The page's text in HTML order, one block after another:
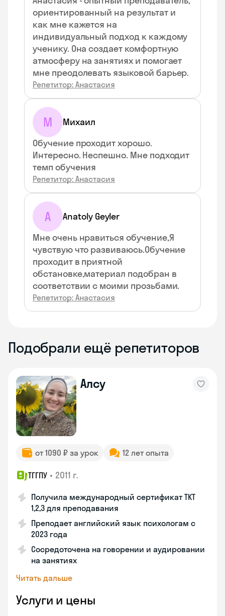
ориентированный на результат и
как мне кажется на
индивидуальный подход к каждому
ученику. Она создает комфортную
атмосферу на занятиях и помогает
мне преодолевать языковой барьер.
Репетитор: Анастасия
М
Михаил
Обучение проходит хорошо.
Интересно. Неспешно. Мне подходит
темп обучения
Репетитор: Анастасия
A
Anatoly Geyler
Мне очень нравиться обучение,Я
чувствую что развиваюсь.Обучение
проходит в приятной
обстановке,материал подобран в
соответствии с моими прозьбами.
Репетитор: Анастасия
Подобрали ещё репетиторов
Алсу
от 1090 ₽ за урок 12 лет опыта
ТГГПУ • 2011 г.
Получила международный сертификат TKT
1,2,3 для преподавания
Преподает английский язык психологам с
2023 года
Сосредоточена на говорении и аудировании
на занятиях
Читать дальше
Услуги и цены